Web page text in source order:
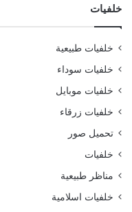
خلفيات
خلفيات طبيعية
خلفيات سوداء
خلفيات موبايل
خلفيات زرقاء
تحميل صور
خلفيات
مناظر طبيعية
خلفيات اسلامية